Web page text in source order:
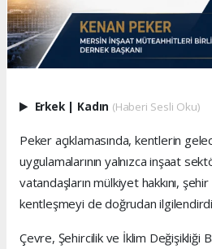
Erkek | Kadın (Haberi Sesli Oku)
Peker açıklamasında, kentlerin
uygulamalarının yalnızca inşaat
vatandaşların mülkiyet hakkını,
kentleşmeyi de doğrudan
Çevre, Şehircilik ve İklim Değişikliği